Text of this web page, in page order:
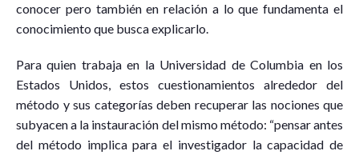
conocer pero también en relación a lo que fundamenta el
conocimiento que busca explicarlo.
Para quien trabaja en la Universidad de Columbia en los
Estados Unidos, estos cuestionamientos alrededor del
método y sus categorías deben recuperar las nociones que
subyacen a la instauración del mismo método: “pensar antes
del método implica para el investigador la capacidad de